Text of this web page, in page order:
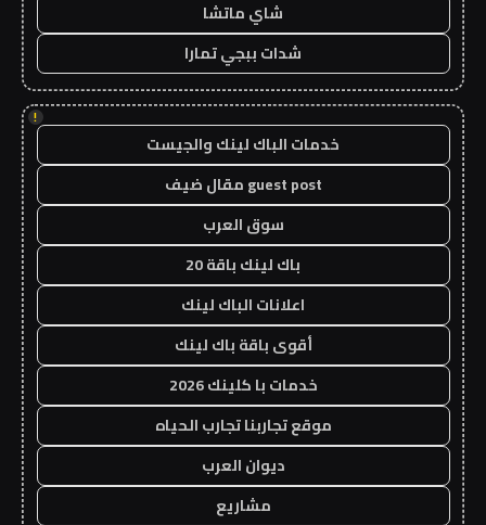
شاي ماتشا
شدات ببجي تمارا
!
خدمات الباك لينك والجيست
guest post مقال ضيف
سوق العرب
باك لينك باقة 20
اعلانات الباك لينك
أقوى باقة باك لينك
خدمات با كلينك 2026
موقع تجاربنا تجارب الحياه
ديوان العرب
مشاريع